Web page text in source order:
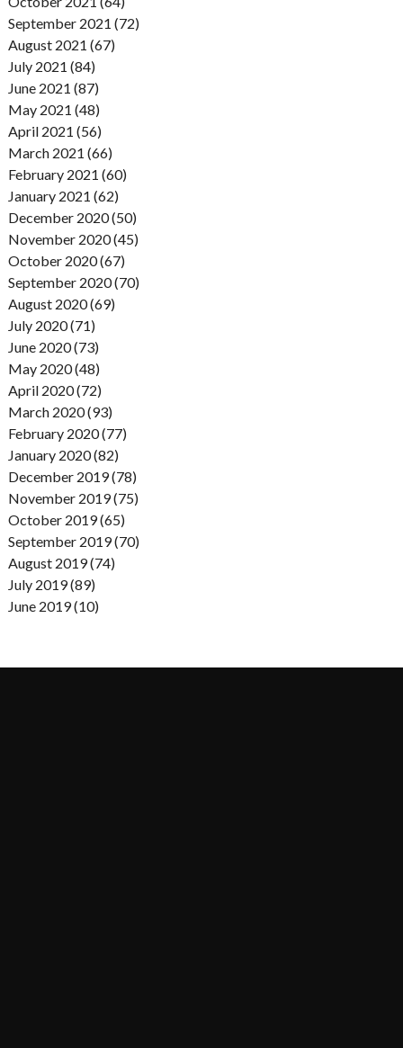
September 2021 (72)
August 2021 (67)
July 2021 (84)
June 2021 (87)
May 2021 (48)
April 2021 (56)
March 2021 (66)
February 2021 (60)
January 2021 (62)
December 2020 (50)
November 2020 (45)
October 2020 (67)
September 2020 (70)
August 2020 (69)
July 2020 (71)
June 2020 (73)
May 2020 (48)
April 2020 (72)
March 2020 (93)
February 2020 (77)
January 2020 (82)
December 2019 (78)
November 2019 (75)
October 2019 (65)
September 2019 (70)
August 2019 (74)
July 2019 (89)
June 2019 (10)